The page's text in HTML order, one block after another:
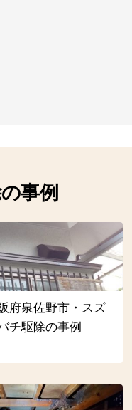
事例
府泉佐野市・スズ
チ駆除の事例